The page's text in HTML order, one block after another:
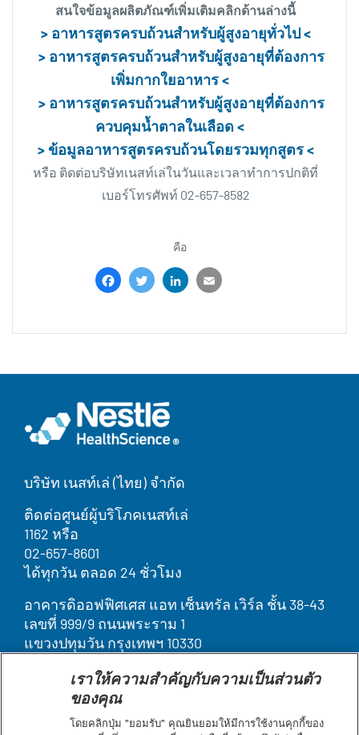
สนใจข้อมูลผลิตภัณฑ์เพิ่มเติมคลิกด้านล่างนี้
> อาหารสูตรครบถ้วนสำหรับผู้สูงอายุทั่วไป <
> อาหารสูตรครบถ้วนสำหรับผู้สูงอายุที่ต้องการ
เพิ่มกากใยอาหาร <
> อาหารสูตรครบถ้วนสำหรับผู้สูงอายุที่ต้องการ
ควบคุมน้ำตาลในเลือด <
> ข้อมูลอาหารสูตรครบถ้วนโดยรวมทุกสูตร <
หรือ ติดต่อบริษัทเนสท์เล่ในวันและเวลาทำการปกติที่
เบอร์โทรศัพท์ 02-657-8582
คือ
FacebookTwitterLinkedInEmail
บริษัท เนสท์เล่ (ไทย) จำกัด
ติดต่อศูนย์ผู้บริโภคเนสท์เล่
1162 หรือ
02-657-8601
ได้ทุกวัน ตลอด 24 ชั่วโมง
อาคารดิออฟฟิศเศส แอท เซ็นทรัล เวิร์ล ชั้น 38-43
เลขที่ 999/9 ถนนพระราม 1
แขวงปทุมวัน กรุงเทพฯ 10330
บุคคลากรของเราเราให้ความสำคัญกับความเป็นส่วนตัว
ของคุณ
โดยคลิกปุ่ม "ยอมรับ" คุณยินยอมให้มีการใช้งานคุกกี้ของ